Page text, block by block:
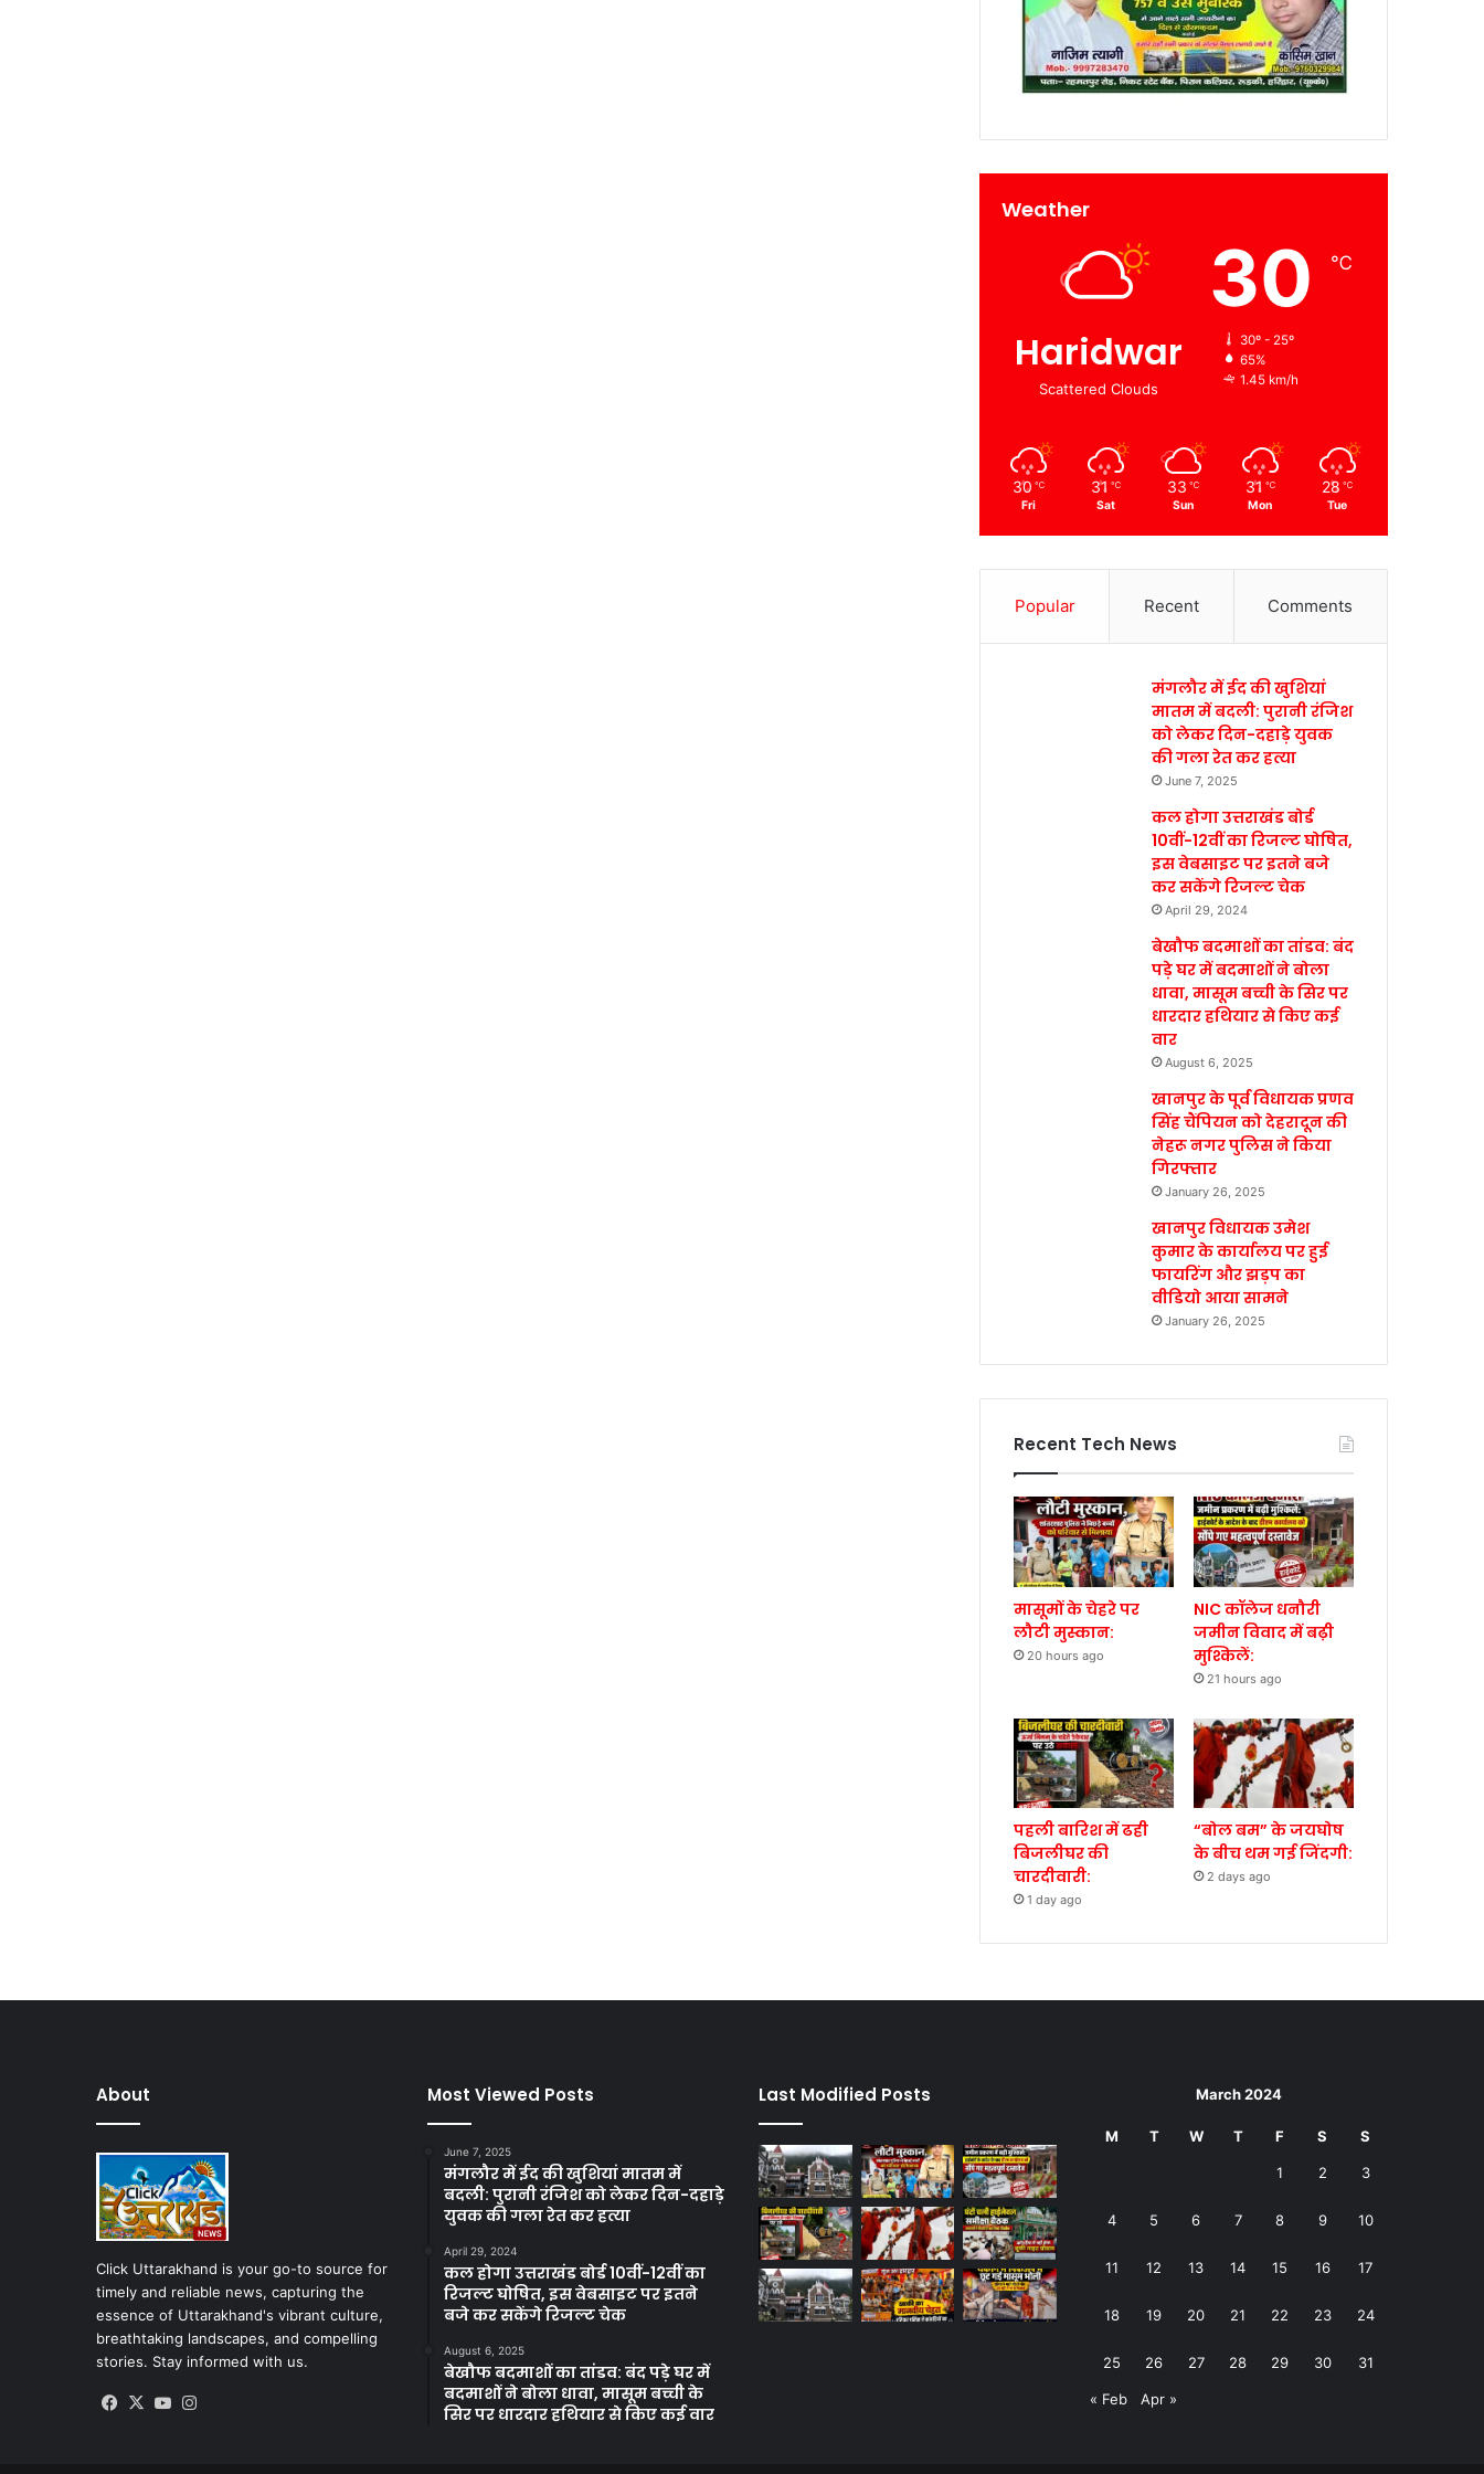
Weather
Haridwar
Scattered Clouds
30 ℃
30º - 25º
65%
1.45 km/h
30 ℃
Fri
31 ℃
Sat
33 ℃
Sun
31 ℃
Mon
28 ℃
Tue
Popular Recent Comments
मंगलौर में ईद की खुशियां
मातम में बदली: पुरानी रंजिश
को लेकर दिन-दहाड़े युवक
की गला रेत कर हत्या
June 7, 2025
कल होगा उत्तराखंड बोर्ड
10वीं-12वीं का रिजल्ट घोषित,
इस वेबसाइट पर इतने बजे
कर सकेंगे रिजल्ट चेक
April 29, 2024
बेखौफ बदमाशों का तांडव: बंद
पड़े घर में बदमाशों ने बोला
धावा, मासूम बच्ची के सिर पर
धारदार हथियार से किए कई
वार
August 6, 2025
खानपुर के पूर्व विधायक प्रणव
सिंह चैंपियन को देहरादून की
नेहरू नगर पुलिस ने किया
गिरफ्तार
January 26, 2025
खानपुर विधायक उमेश
कुमार के कार्यालय पर हुई
फायरिंग और झड़प का
वीडियो आया सामने
January 26, 2025
Recent Tech News
मासूमों के चेहरे पर
लौटी मुस्कान:
20 hours ago
NIC कॉलेज धनौरी
जमीन विवाद में बढ़ी
मुश्किलें:
21 hours ago
पहली बारिश में ढही
बिजलीघर की
चारदीवारी:
1 day ago
“बोल बम” के जयघोष
के बीच थम गई जिंदगी:
2 days ago
About
Click Uttarakhand is your go-to source for
timely and reliable news, capturing the
essence of Uttarakhand's vibrant culture,
breathtaking landscapes, and compelling
stories. Stay informed with us.
Facebook
X YouTube
Most Viewed Posts
June 7, 2025
मंगलौर में ईद की खुशियां मातम में
बदली: पुरानी रंजिश को लेकर दिन-दहाड़े
युवक की गला रेत कर हत्या
April 29, 2024
कल होगा उत्तराखंड बोर्ड 10वीं-12वीं का
रिजल्ट घोषित, इस वेबसाइट पर इतने
बजे कर सकेंगे रिजल्ट चेक
August 6, 2025
बेखौफ बदमाशों का तांडव: बंद पड़े घर में
बदमाशों ने बोला धावा, मासूम बच्ची के
सिर पर धारदार हथियार से किए कई वार
Last Modified Posts March 2024
M T W T F S S
1 2 3
4 5 6 7 8 9 10
11 12 13 14 15 16 17
18 19 20 21 22 23 24
25 26 27 28 29 30 31
« Feb Apr »